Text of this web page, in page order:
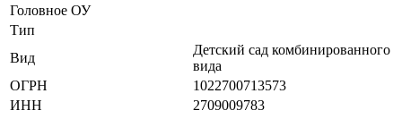
Головное ОУ
Тип
Вид
Детский сад комбинированного
вида
ОГРН
1022700713573
ИНН
2709009783